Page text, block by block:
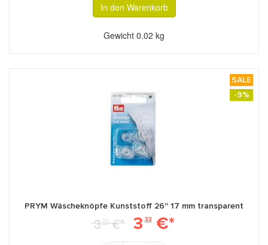
In den Warenkorb
Gewicht 0.02 kg
SALE
-9%
PRYM Wäscheknöpfe Kunststoff 26'' 17 mm transparent
370€* 3 33€*